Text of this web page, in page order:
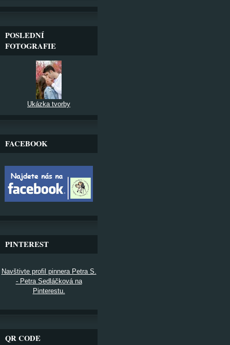
POSLEDNÍ
FOTOGRAFIE
Ukázka tvorby
FACEBOOK
PINTEREST
Navštivte profil pinnera Petra S.
- Petra Sedláčková na
Pinterestu.
QR CODE